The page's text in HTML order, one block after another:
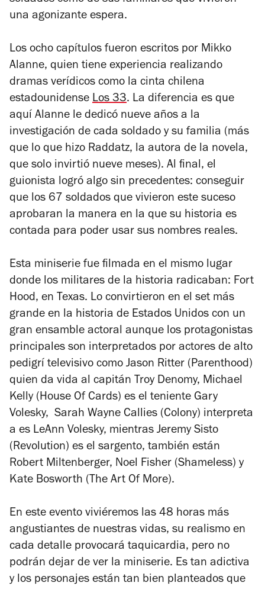
una agonizante espera.
Los ocho capítulos fueron escritos por Mikko
Alanne, quien tiene experiencia realizando
dramas verídicos como la cinta chilena
estadounidense Los 33. La diferencia es que
aquí Alanne le dedicó nueve años a la
investigación de cada soldado y su familia (más
que lo que hizo Raddatz, la autora de la novela,
que solo invirtió nueve meses). Al final, el
guionista logró algo sin precedentes: conseguir
que los 67 soldados que vivieron este suceso
aprobaran la manera en la que su historia es
contada para poder usar sus nombres reales.
Esta miniserie fue filmada en el mismo lugar
donde los militares de la historia radicaban: Fort
Hood, en Texas. Lo convirtieron en el set más
grande en la historia de Estados Unidos con un
gran ensamble actoral aunque los protagonistas
principales son interpretados por actores de alto
pedigrí televisivo como Jason Ritter (Parenthood)
quien da vida al capitán Troy Denomy, Michael
Kelly (House Of Cards) es el teniente Gary
Volesky, Sarah Wayne Callies (Colony) interpreta
a es LeAnn Volesky, mientras Jeremy Sisto
(Revolution) es el sargento, también están
Robert Miltenberger, Noel Fisher (Shameless) y
Kate Bosworth ( The Art Of More).
En este evento viviéremos las 48 horas más
angustiantes de nuestras vidas, su realismo en
cada detalle provocará taquicardia, pero no
podrán dejar de ver la miniserie. Es tan adictiva
y los personajes están tan bien planteados que